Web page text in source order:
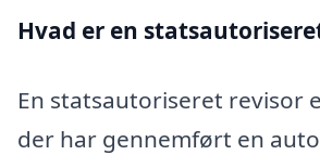
Hvad er en
En statsautoriseret revisor
der har gennemført en